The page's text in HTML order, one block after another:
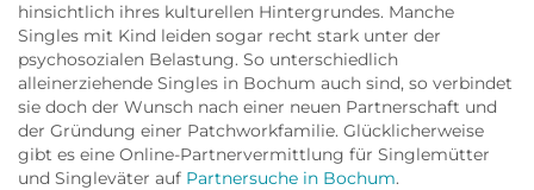
hinsichtlich ihres kulturellen Hintergrundes. Manche
Singles mit Kind leiden sogar recht stark unter der
psychosozialen Belastung. So unterschiedlich
alleinerziehende Singles in Bochum auch sind, so verbindet
sie doch der Wunsch nach einer neuen Partnerschaft und
der Gründung einer Patchworkfamilie. Glücklicherweise
gibt es eine Online-Partnervermittlung für Singlemütter
und Singleväter auf Partnersuche in Bochum.